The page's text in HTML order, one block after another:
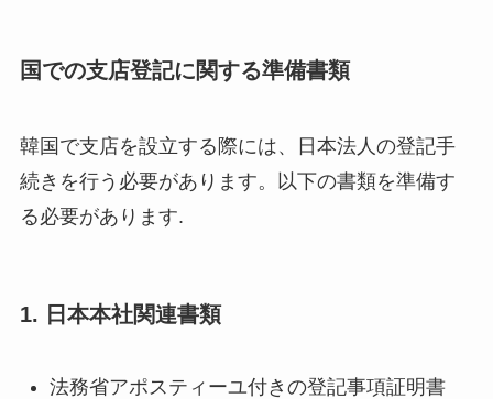
国での支店登記に関する準備書類
韓国で支店を設立する際には、日本法人の登記手
続きを行う必要があります。以下の書類を準備す
る必要があります.
1. 日本本社関連書類
法務省アポスティーユ付きの登記事項証明書